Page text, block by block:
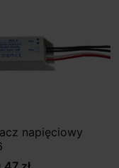
napięciowy